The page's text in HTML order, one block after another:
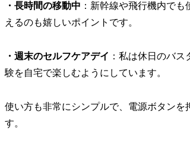
・長時間の移動中 ：新幹線や飛行機内で
えるのも嬉しいポイントです。
・週末のセルフケアデイ ：私は休日のバ
験を自宅で楽しむようにしています。
使い方も非常にシンプルで、電源ボタン
す。